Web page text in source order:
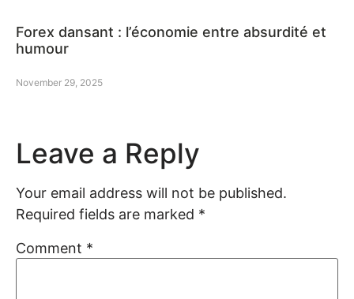
Forex dansant : l’économie entre absurdité et
humour
November 29, 2025
Leave a Reply
Your email address will not be published.
Required fields are marked *
Comment *